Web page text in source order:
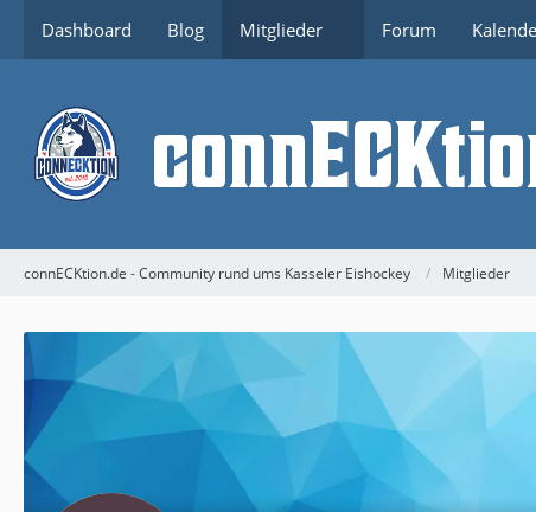
Dashboard Blog Mitglieder Forum
connECKtion.de - Community rund ums Kasseler Eishockey Mitglieder